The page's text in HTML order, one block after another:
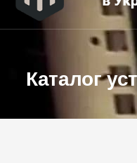
Каталог